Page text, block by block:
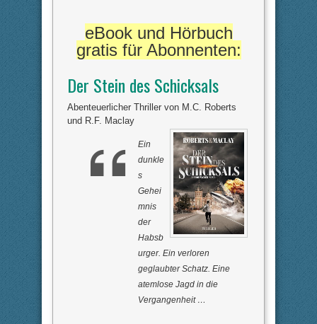
eBook und Hörbuch
gratis für Abonnenten:
Der Stein des Schicksals
Abenteuerlicher Thriller von M.C. Roberts
und R.F. Maclay
Ein
dunkle
s
Gehei
mnis
der
Habsb
urger. Ein verloren
geglaubter Schatz. Eine
atemlose Jagd in die
Vergangenheit …